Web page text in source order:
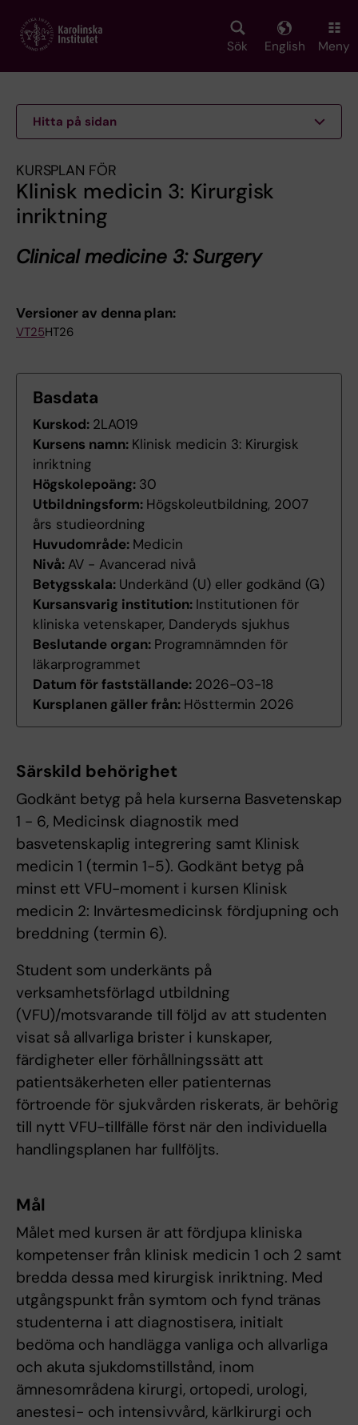
main
Sök English Meny
Hitta på sidan
KURSPLAN FÖR
Klinisk medicin 3: Kirurgisk
inriktning
Clinical medicine 3: Surgery
Versioner av denna plan:
VT25HT26
Basdata
Kurskod: 2LA019
Kursens namn: Klinisk medicin 3: Kirurgisk
inriktning
Högskolepoäng: 30
Utbildningsform: Högskoleutbildning, 2007
års studieordning
Huvudområde: Medicin
Nivå: AV - Avancerad nivå
Betygsskala: Underkänd (U) eller godkänd (G)
Kursansvarig institution: Institutionen för
kliniska vetenskaper, Danderyds sjukhus
Beslutande organ: Programnämnden för
läkarprogrammet
Datum för fastställande: 2026-03-18
Kursplanen gäller från: Hösttermin 2026
Särskild behörighet
Godkänt betyg på hela kurserna Basvetenskap
1 - 6, Medicinsk diagnostik med
basvetenskaplig integrering samt Klinisk
medicin 1 (termin 1-5). Godkänt betyg på
minst ett VFU-moment i kursen Klinisk
medicin 2: Invärtesmedicinsk fördjupning och
breddning (termin 6).
Student som underkänts på
verksamhetsförlagd utbildning
(VFU)/motsvarande till följd av att studenten
visat så allvarliga brister i kunskaper,
färdigheter eller förhållningssätt att
patientsäkerheten eller patienternas
förtroende för sjukvården riskerats, är behörig
till nytt VFU-tillfälle först när den individuella
handlingsplanen har fullföljts.
Mål
Målet med kursen är att fördjupa kliniska
kompetenser från klinisk medicin 1 och 2 samt
bredda dessa med kirurgisk inriktning. Med
utgångspunkt från symtom och fynd tränas
studenterna i att diagnostisera, initialt
bedöma och handlägga vanliga och allvarliga
och akuta sjukdomstillstånd, inom
ämnesområdena kirurgi, ortopedi, urologi,
anestesi- och intensivvård, kärlkirurgi och